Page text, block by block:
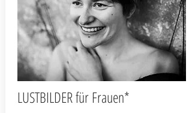
LUSTBILDER für Frauen*